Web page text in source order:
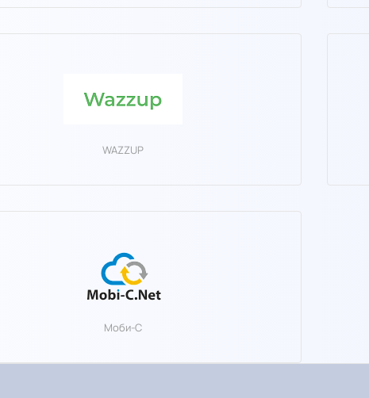
WAZZUP
Моби-С